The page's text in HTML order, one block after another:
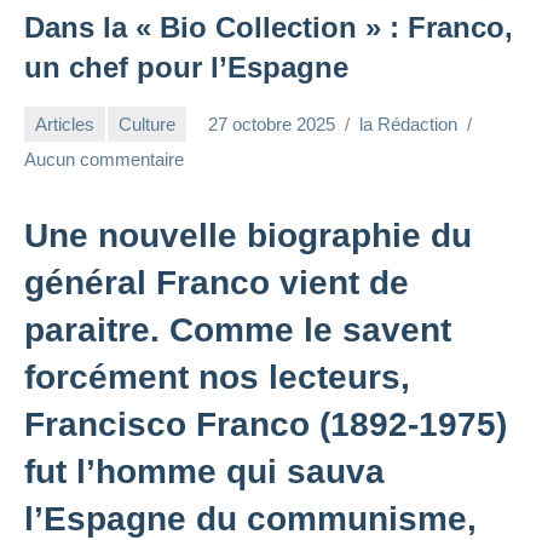
Dans la « Bio Collection » : Franco,
un chef pour l’Espagne
Articles Culture 27 octobre 2025
la Rédaction
Aucun commentaire
Une nouvelle biographie du
général Franco vient de
paraitre. Comme le savent
forcément nos lecteurs,
Francisco Franco (1892-1975)
fut l’homme qui sauva
l’Espagne du communisme,